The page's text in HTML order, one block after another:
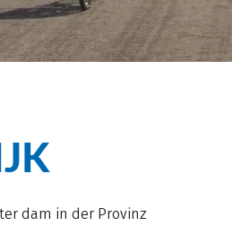
dam in der Provinz